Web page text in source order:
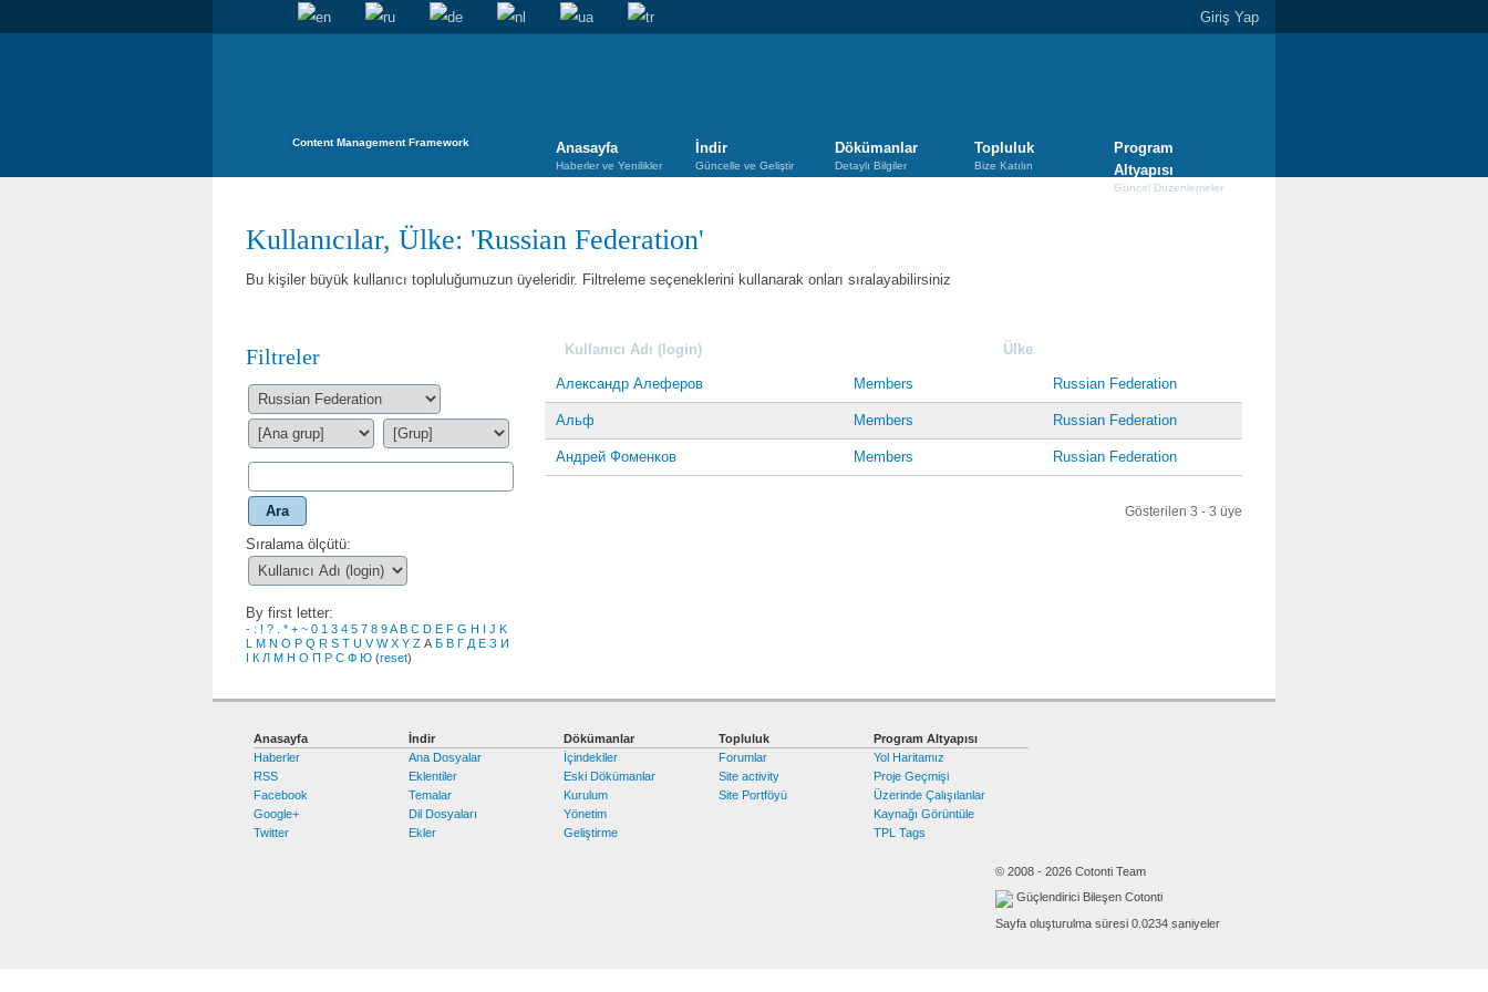
Giriş Yap
Content Management Framework Anasayfa
Haberler ve Yenilikler
İndir
Güncelle ve Geliştir
Dökümanlar
Detaylı Bilgiler
Topluluk
Bize Katılın
Program
Altyapısı
Güncel Düzenlemeler
Kullanıcılar, Ülke: 'Russian Federation'
Bu kişiler büyük kullanıcı topluluğumuzun üyeleridir. Filtreleme seçeneklerini kullanarak onları sıralayabilirsiniz
Filtreler
Ara
Sıralama ölçütü:
By first letter:
- : ! ? * + ~ 0 1 3 4 5 7 8 9A B C D E F G H J K
M N O P Q R S T U V W X Y Z А Б В Г Д Е З И
К Л М Н О П Р С Ф Ю (reset)
Kullanıcı Adı (login) Ülke
Александр Алеферов Members Russian Federation
Альф Members Russian Federation
Андрей Фоменков Members Russian Federation
Gösterilen 3 - 3 üye
Anasayfa
Haberler
RSS
Facebook
Google+
Twitter
İndir
Ana Dosyalar
Eklentiler
Temalar
Dil Dosyaları
Ekler
Dökümanlar
İçindekiler
Eski Dökümanlar
Kurulum
Yönetim
Geliştirme
Topluluk
Forumlar
Site activity
Site Portföyü
Program Altyapısı
Yol Haritamız
Proje Geçmişi
Üzerinde Çalışılanlar
Kaynağı Görüntüle
TPL Tags
© 2008 - 2026 Cotonti Team
Güçlendirici Bileşen Cotonti
Sayfa oluşturulma süresi 0.0234 saniyeler